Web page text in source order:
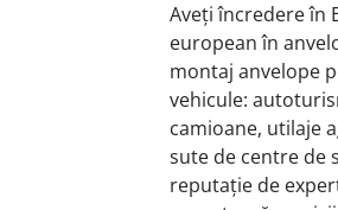
Aveți încredere în
european în
montaj anvelope
vehicule:
camioane, utilaje
sute de centre de
reputație de